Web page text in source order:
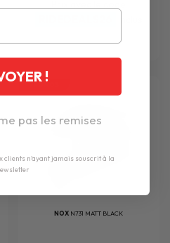
NOX N731 MATT BLACK
!
pas les remises
clients n'ayant jamais souscrit à la